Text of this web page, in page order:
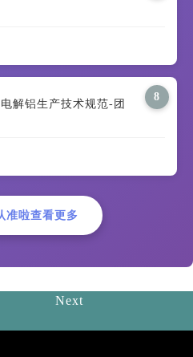
8
解铝生产技术规范-团
准啦查看更多
Next